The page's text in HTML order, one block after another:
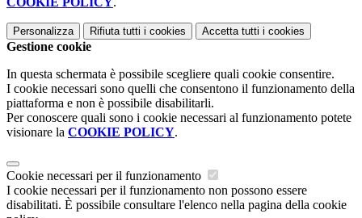
Personalizza Rifiuta tutti i cookies Accetta tutti i cookies
Gestione cookie
In questa schermata è possibile scegliere quali cookie consentire.
I cookie necessari sono quelli che consentono il funzionamento della
piattaforma e non è possibile disabilitarli.
Per conoscere quali sono i cookie necessari al funzionamento potete
visionare la COOKIE POLICY.
Cookie necessari per il funzionamento
I cookie necessari per il funzionamento non possono essere
disabilitati. È possibile consultare l'elenco nella pagina della cookie